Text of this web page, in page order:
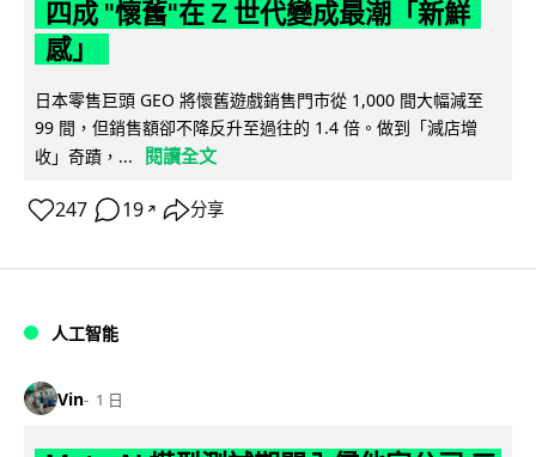
四成 "懷舊"在 Z 世代變成最潮「新鮮
感」
日本零售巨頭 GEO 將懷舊遊戲銷售門市從 1,000 間大幅減至
99 間，但銷售額卻不降反升至過往的 1.4 倍。做到「減店增
收」奇蹟，...
閱讀全文
247 19 ↗ 分享
人工智能
Vin 1 日